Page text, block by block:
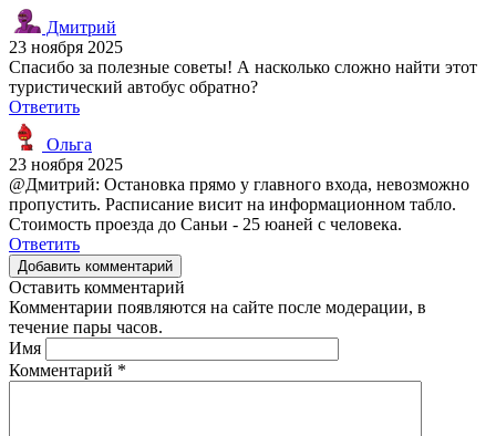
Дмитрий
23 ноября 2025
Спасибо за полезные советы! А насколько сложно найти этот
туристический автобус обратно?
Ответить
Ольга
23 ноября 2025
@Дмитрий: Остановка прямо у главного входа, невозможно
пропустить. Расписание висит на информационном табло.
Стоимость проезда до Саньи - 25 юаней с человека.
Ответить
Добавить комментарий
Оставить комментарий
Комментарии появляются на сайте после модерации, в
течение пары часов.
Имя
Комментарий *